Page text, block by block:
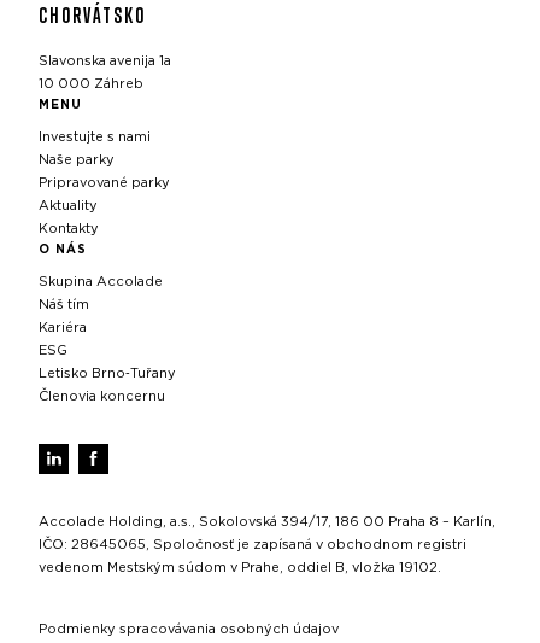
CHORVÁTSKO
Slavonska avenija 1a
10 000 Záhreb
MENU
Investujte s nami
Naše parky
Pripravované parky
Aktuality
Kontakty
O NÁS
Skupina Accolade
Náš tím
Kariéra
ESG
Letisko Brno‑Tuřany
Členovia koncernu
Accolade Holding, a.s., Sokolovská 394/17, 186 00 Praha 8 – Karlín,
IČO: 28645065, Spoločnosť je zapísaná v obchodnom registri
vedenom Mestským súdom v Prahe, oddiel B, vložka 19102.
Podmienky spracovávania osobných údajov